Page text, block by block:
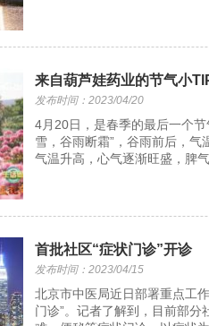
来自葫芦娃药业的节气小
发布时间：2023/04/20
4月20日，是春季的最后一个
雪，谷雨断霜”，谷雨前后，气
气温升高，心气逐渐旺盛，脾
首批社区“症状门诊”开诊
发布时间：2023/04/15
北京市中医局近日部署重点工
门诊”。记者了解到，目前部